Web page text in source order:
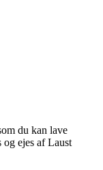
du kan lave
ejes af Laust